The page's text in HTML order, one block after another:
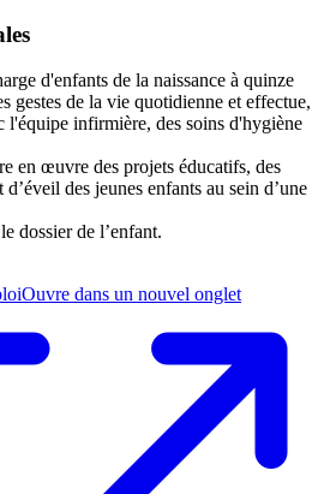
d'enfants de la naissance à quinze
gestes de la vie quotidienne et effectue,
l'équipe infirmière, des soins d'hygiène
en œuvre des projets éducatifs, des
des jeunes enfants au sein d’une
dossier de l’enfant.
Ouvre dans un nouvel onglet